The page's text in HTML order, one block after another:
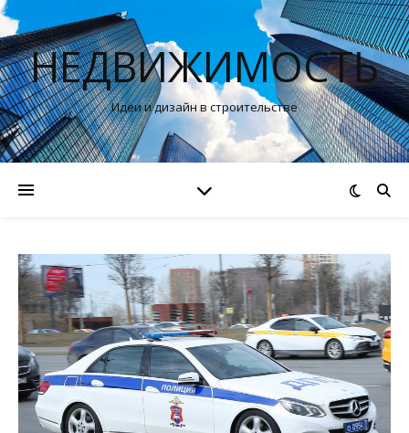
НЕДВИЖИМОСТЬ
Идеи и дизайн в строительстве